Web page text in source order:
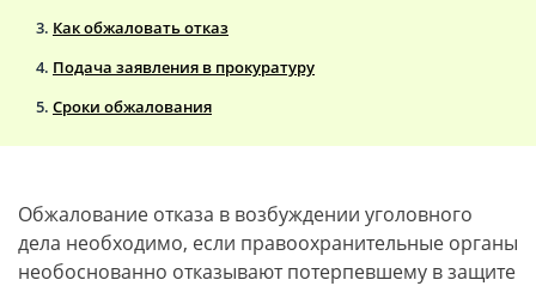
Как обжаловать отказ
Подача заявления в прокуратуру
Сроки обжалования
Обжалование отказа в возбуждении уголовного
дела необходимо, если правоохранительные органы
необоснованно отказывают потерпевшему в защите